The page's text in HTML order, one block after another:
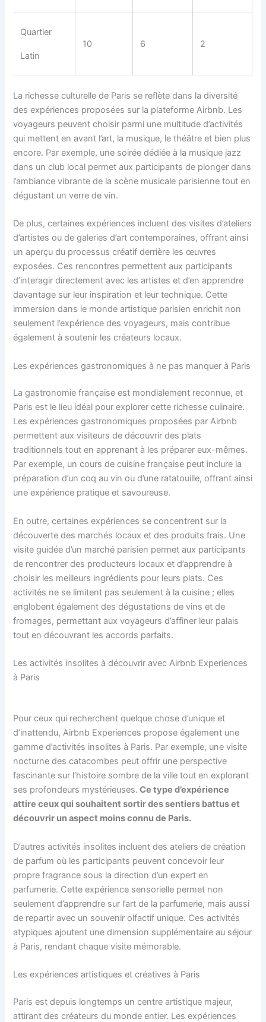
Quartier
Latin
10 6 2
La richesse culturelle de Paris se reflète dans la diversité
des expériences proposées sur la plateforme Airbnb. Les
voyageurs peuvent choisir parmi une multitude d’activités
qui mettent en avant l’art, la musique, le théâtre et bien plus
encore. Par exemple, une soirée dédiée à la musique jazz
dans un club local permet aux participants de plonger dans
l’ambiance vibrante de la scène musicale parisienne tout en
dégustant un verre de vin.
De plus, certaines expériences incluent des visites d’ateliers
d’artistes ou de galeries d’art contemporaines, offrant ainsi
un aperçu du processus créatif derrière les œuvres
exposées. Ces rencontres permettent aux participants
d’interagir directement avec les artistes et d’en apprendre
davantage sur leur inspiration et leur technique. Cette
immersion dans le monde artistique parisien enrichit non
seulement l’expérience des voyageurs, mais contribue
également à soutenir les créateurs locaux.
Les expériences gastronomiques à ne pas manquer à Paris
La gastronomie française est mondialement reconnue, et
Paris est le lieu idéal pour explorer cette richesse culinaire.
Les expériences gastronomiques proposées par Airbnb
permettent aux visiteurs de découvrir des plats
traditionnels tout en apprenant à les préparer eux-mêmes.
Par exemple, un cours de cuisine française peut inclure la
préparation d’un coq au vin ou d’une ratatouille, offrant ainsi
une expérience pratique et savoureuse.
En outre, certaines expériences se concentrent sur la
découverte des marchés locaux et des produits frais. Une
visite guidée d’un marché parisien permet aux participants
de rencontrer des producteurs locaux et d’apprendre à
choisir les meilleurs ingrédients pour leurs plats. Ces
activités ne se limitent pas seulement à la cuisine ; elles
englobent également des dégustations de vins et de
fromages, permettant aux voyageurs d’affiner leur palais
tout en découvrant les accords parfaits.
Les activités insolites à découvrir avec Airbnb Experiences
à Paris
Pour ceux qui recherchent quelque chose d’unique et
d’inattendu, Airbnb Experiences propose également une
gamme d’activités insolites à Paris. Par exemple, une visite
nocturne des catacombes peut offrir une perspective
fascinante sur l’histoire sombre de la ville tout en explorant
ses profondeurs mystérieuses. Ce type d’expérience
attire ceux qui souhaitent sortir des sentiers battus et
découvrir un aspect moins connu de Paris.
D’autres activités insolites incluent des ateliers de création
de parfum où les participants peuvent concevoir leur
propre fragrance sous la direction d’un expert en
parfumerie. Cette expérience sensorielle permet non
seulement d’apprendre sur l’art de la parfumerie, mais aussi
de repartir avec un souvenir olfactif unique. Ces activités
atypiques ajoutent une dimension supplémentaire au séjour
à Paris, rendant chaque visite mémorable.
Les expériences artistiques et créatives à Paris
Paris est depuis longtemps un centre artistique majeur,
attirant des créateurs du monde entier. Les expériences